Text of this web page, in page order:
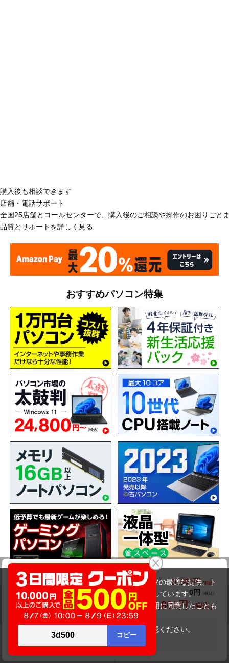
富士通 LIFEBOOK A579/B（8世代）
商品価格(税込) 24,800円
オプション小計価格(税込)
0円
商品合計価格(税込)
24,800円
在庫がありません
購入後も相談できます
店舗・電話サポート
全国25店舗とコールセンターで、購入後のご相談や操作のお困りごと
品質とサポートを詳しく見る
おすすめパソコン特集
ショッピングガイド
交換・返品について
当サイトでは利用体験の向上およびコンテンツの最適な提供、ト
ラフィックの分析を目的としてCookieを使用しています。
サイトの閲覧を継続された場合、Cookieの利用に同意したことも
のといたします。
をご確認ください。
承諾する